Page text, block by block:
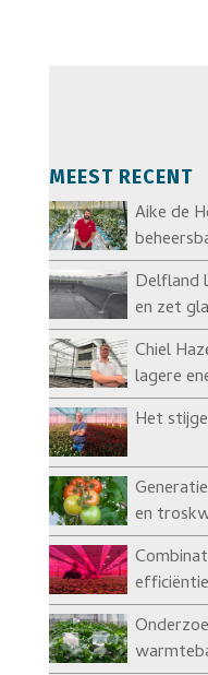
MEEST RECENT
Aike de
Delfland
en zet
Chiel
lagere
Het
en